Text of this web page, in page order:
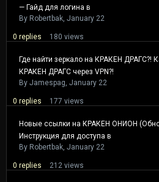
— Гайд для логина в
By Robertbak January 22
0 replies 180 views
Где найти зеркало на КРАКЕН ДРАГС?!
КРАКЕН ДРАГС через VPN?!
By Jamespag January 22
0 replies 177 views
Новые ссылки на КРАКЕН ОНИОН
Инструкция для доступа в
By Robertbak January 22
0 replies 212 views